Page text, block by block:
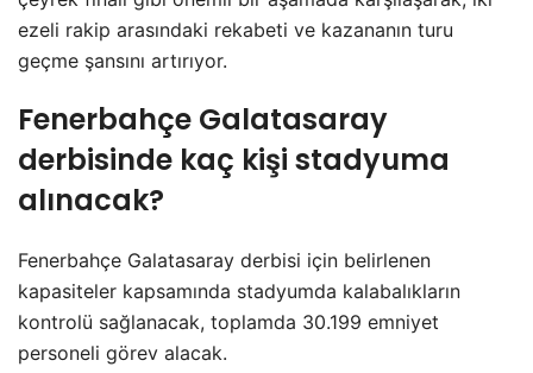
ezeli rakip arasındaki rekabeti ve kazananın turu
geçme şansını artırıyor.
Fenerbahçe Galatasaray
derbisinde kaç kişi stadyuma
alınacak?
Fenerbahçe Galatasaray derbisi için belirlenen
kapasiteler kapsamında stadyumda kalabalıkların
kontrolü sağlanacak, toplamda 30.199 emniyet
personeli görev alacak.